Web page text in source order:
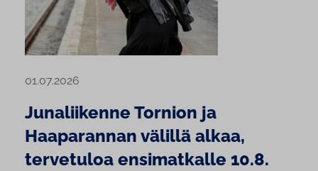
01.07.2026
Junaliikenne Tornion ja
Haaparannan välillä alkaa,
tervetuloa ensimatkalle 10.8.